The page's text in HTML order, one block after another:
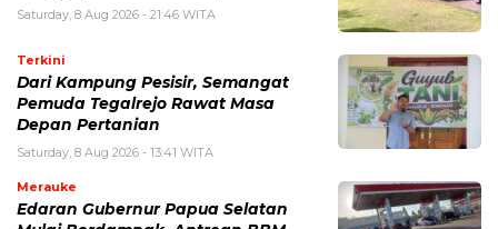
Saturday, 8 Aug 2026 - 21:46 WITA
Terkini
Dari Kampung Pesisir, Semangat
Pemuda Tegalrejo Rawat Masa
Depan Pertanian
Saturday, 8 Aug 2026 - 13:41 WITA
Merauke
Edaran Gubernur Papua Selatan